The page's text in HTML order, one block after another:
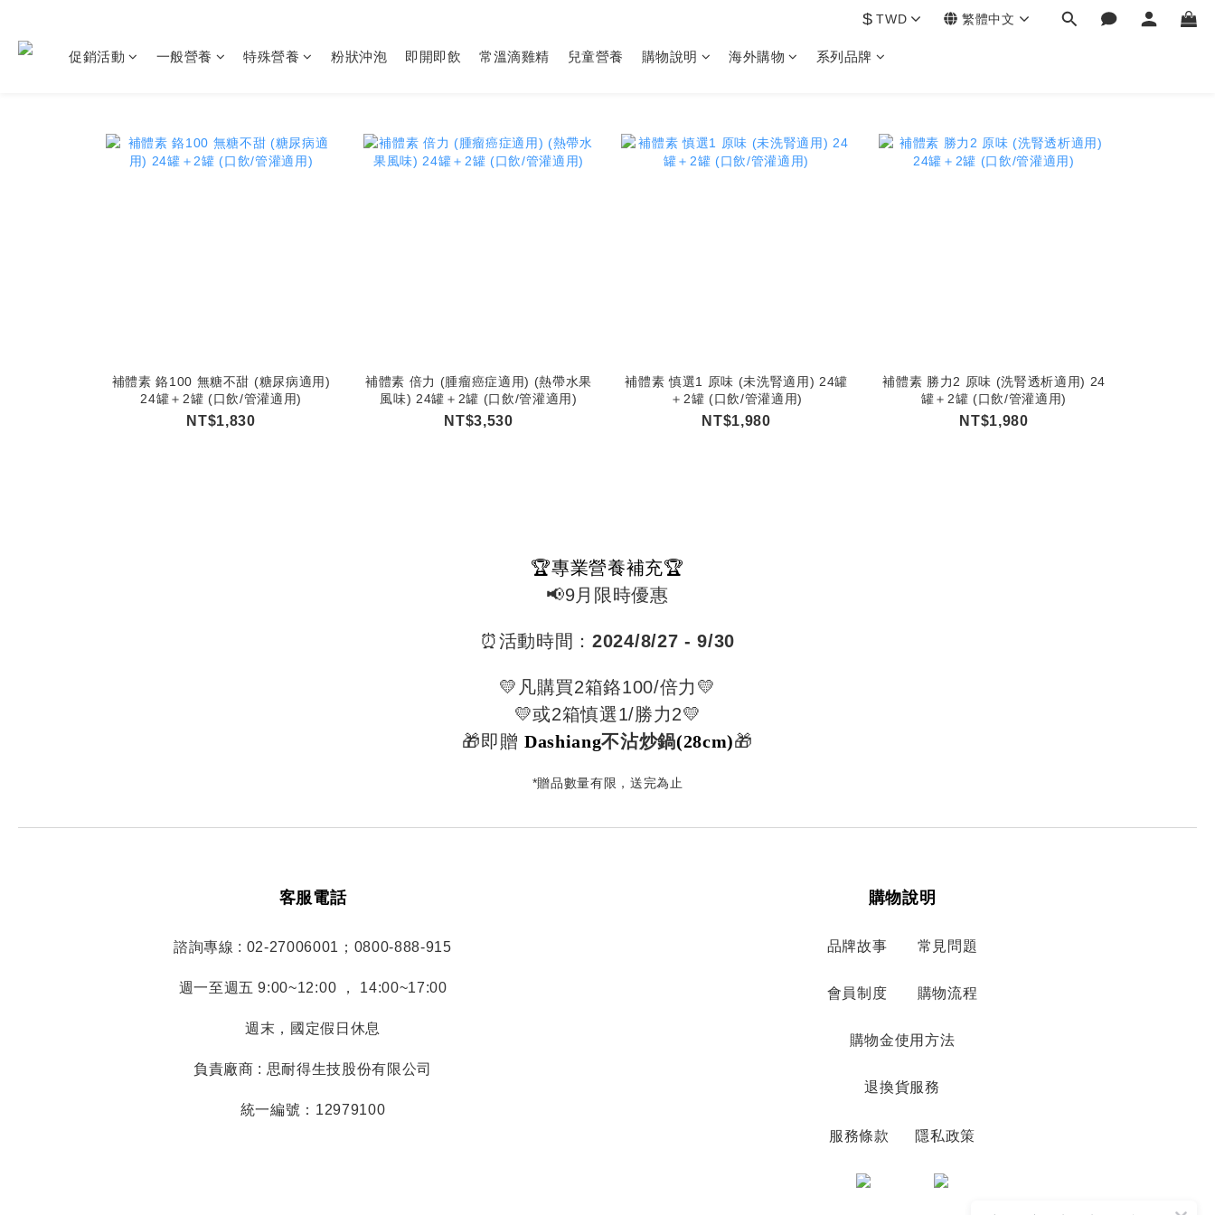
$ TWD 繁體中文
促銷活動 一般營養 特殊營養 粉狀沖泡 即開即飲 常溫滴雞精 兒童營養 購物說明 海外購物 系列品牌
補體素 鉻100 無糖不甜 (糖尿病適用)
24罐＋2罐 (口飲/管灌適用)
NT$1,830
補體素 倍力 (腫瘤癌症適用) (熱帶水果
風味) 24罐＋2罐 (口飲/管灌適用)
NT$3,530
補體素 慎選1 原味 (未洗腎適用) 24罐
＋2罐 (口飲/管灌適用)
NT$1,980
補體素 勝力2 原味 (洗腎透析適用) 24
罐＋2罐 (口飲/管灌適用)
NT$1,980
🏆專業營養補充🏆
📢9月限時優惠
⏰活動時間：2024/8/27 - 9/30
💛凡購買2箱鉻100/倍力💛
💛或2箱慎選1/勝力2💛
🎁即贈 Dashiang不沾炒鍋(28cm)🎁
*贈品數量有限，送完為止
客服電話
諮詢專線 : 02-27006001；0800-888-915
週一至週五 9:00~12:00 ， 14:00~17:00
週末，國定假日休息
負責廠商 : 思耐得生技股份有限公司
統一編號：12979100
購物說明
品牌故事 常見問題
會員制度 購物流程
購物金使用方法
退換貨服務
服務條款 隱私政策